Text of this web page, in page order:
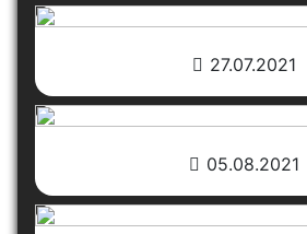
27.07.2021
05.08.2021